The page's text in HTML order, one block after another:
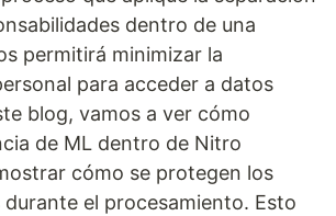
dentro de una
permitirá minimizar la
para acceder a datos
blog, vamos a ver cómo
de ML dentro de Nitro
cómo se protegen los
durante el procesamiento. Esto